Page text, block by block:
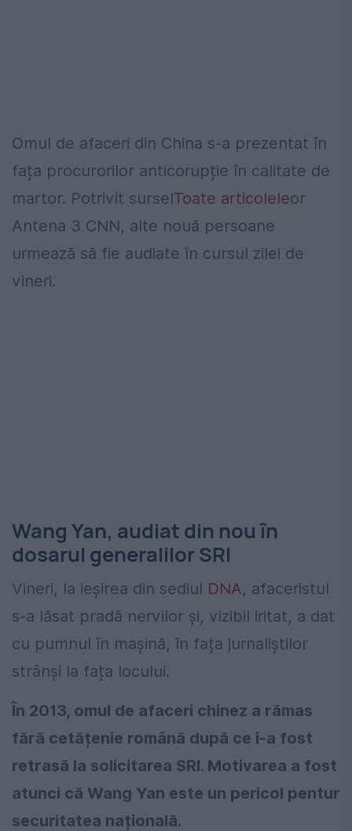
Omul de afaceri din China s-a prezentat în
fața procurorilor anticorupție în calitate de
martor. Potrivit surselToate articoleleor
Antena 3 CNN, alte nouă persoane
urmează să fie audiate în cursul zilei de
vineri.
Wang Yan, audiat din nou în
dosarul generalilor SRI
Vineri, la ieșirea din sediul DNA, afaceristul
s-a lăsat pradă nervilor și, vizibil iritat, a dat
cu pumnul în mașină, în fața jurnaliștilor
strânși la fața locului.
În 2013, omul de afaceri chinez a rămas
fără cetățenie română după ce i-a fost
retrasă la solicitarea SRI. Motivarea a fost
atunci că Wang Yan este un pericol pentur
securitatea națională.